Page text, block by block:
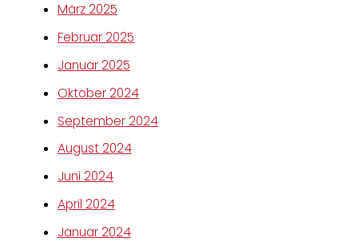
März 2025
Februar 2025
Januar 2025
Oktober 2024
September 2024
August 2024
Juni 2024
April 2024
Januar 2024